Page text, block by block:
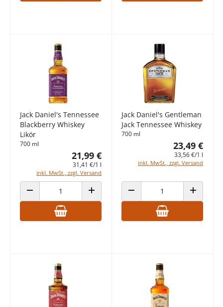
Jack Daniel's Tennessee
Blackberry Whiskey
Likör
700 ml
21,99 €
31,41 €/1 l
inkl. MwSt., zzgl. Versand
ANZAHL VERRINGERN ANZAHL ERHÖHEN
Jack Daniel's Gentleman
Jack Tennessee Whiskey
700 ml
23,49 €
33,56 €/1 l
inkl. MwSt., zzgl. Versand
ANZAHL VERRINGERN ANZAHL